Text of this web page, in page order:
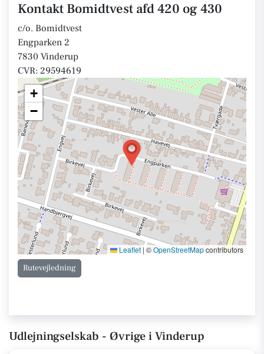
Kontakt Bomidtvest afd 420 og 430
c/o. Bomidtvest
Engparken 2
7830 Vinderup
CVR: 29594619
+
−
Leaflet | ©OpenStreetMapcontributors
Rutevejledning
Udlejningselskab - Øvrige i Vinderup